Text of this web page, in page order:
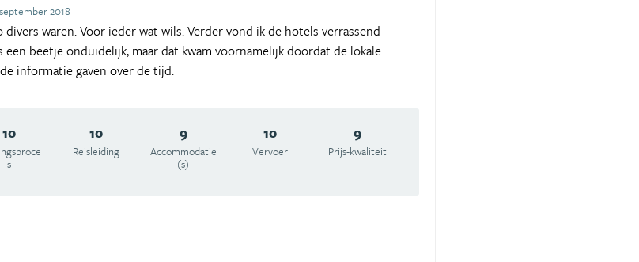
2018
waren. Voor ieder wat wils. Verder vond ik de hotels verrassend
een beetje onduidelijk, maar dat kwam voornamelijk doordat de lokale
informatie gaven over de tijd.
10
s
10
Reisleiding
9
Accommodatie
(s)
10
Vervoer
9
Prijs-kwaliteit